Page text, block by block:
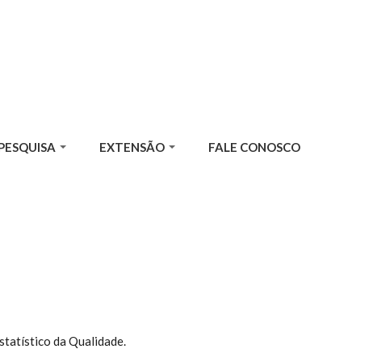
EXTENSÃO FALE CONOSCO
da Qualidade.